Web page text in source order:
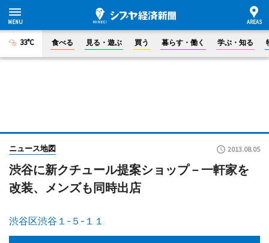
33°C 食べる 見る・遊ぶ 買う 暮らす・働く 学ぶ・知る
ニュース地図 2013.08.05
渋谷に新クチュール提案ショップ－一軒家を
改装、メンズも同時出店
渋谷区渋谷１-５-１１